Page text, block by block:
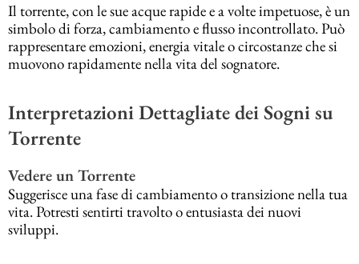
Il torrente, con le sue acque rapide e a volte impetuose, è un
simbolo di forza, cambiamento e flusso incontrollato. Può
rappresentare emozioni, energia vitale o circostanze che si
muovono rapidamente nella vita del sognatore.
Interpretazioni Dettagliate dei Sogni su
Torrente
Vedere un Torrente
Suggerisce una fase di cambiamento o transizione nella tua
vita. Potresti sentirti travolto o entusiasta dei nuovi
sviluppi.